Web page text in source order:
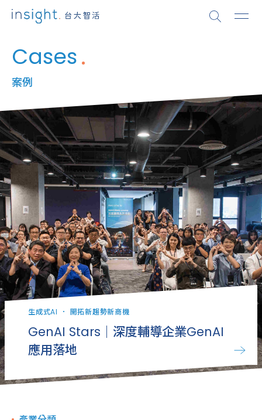
Cases
案例
生成式AI ． 開拓新趨勢新商機
GenAI Stars｜深度輔導企業GenAI
應用落地